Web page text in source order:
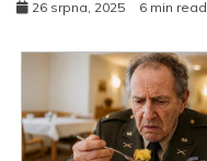
26 srpna, 2025 6 min read